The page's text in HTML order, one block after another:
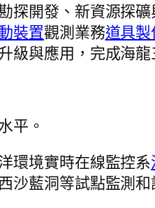
探開發、新資源探
裝置觀測業務道具製
級與應用，完成海
平。
環境實時在線監控系
沙藍洞等試點監測和